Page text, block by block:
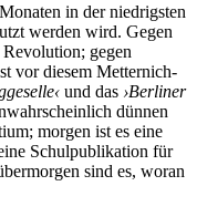
in der niedrigsten
werden wird. Gegen
gegen
vor diesem Metternich-
und das ›Berliner
dünnen
morgen ist es eine
Schulpublikation für
sind es, woran